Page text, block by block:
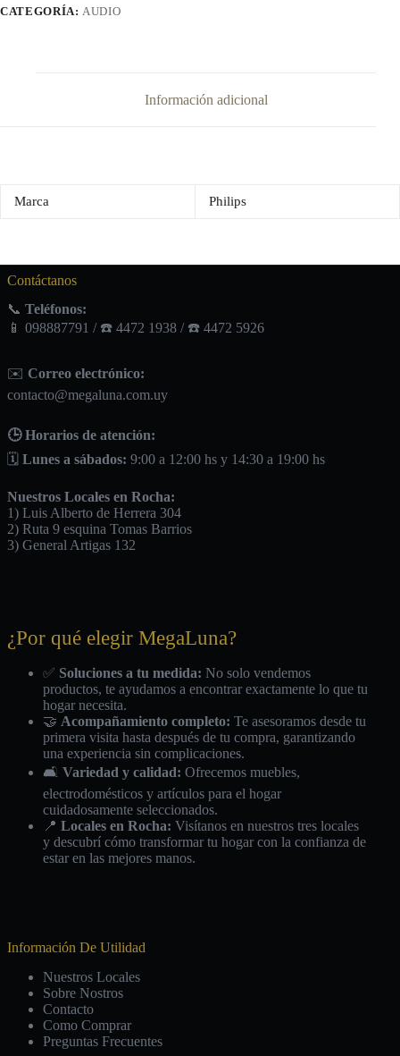
CATEGORÍA: AUDIO
Información adicional
Marca Philips
Contáctanos
📞 Teléfonos:
📱 098887791 / ☎️ 4472 1938 / ☎️ 4472 5926
✉️ Correo electrónico:
contacto@megaluna.com.uy
🕒 Horarios de atención:
🗓️ Lunes a sábados: 9:00 a 12:00 hs y 14:30 a 19:00 hs
Nuestros Locales en Rocha:
1) Luis Alberto de Herrera 304
2) Ruta 9 esquina Tomas Barrios
3) General Artigas 132
¿Por qué elegir MegaLuna?
✅ Soluciones a tu medida: No solo vendemos
productos, te ayudamos a encontrar exactamente lo que tu
hogar necesita.
🤝 Acompañamiento completo: Te asesoramos desde tu
primera visita hasta después de tu compra, garantizando
una experiencia sin complicaciones.
🛋️ Variedad y calidad: Ofrecemos muebles,
electrodomésticos y artículos para el hogar
cuidadosamente seleccionados.
📍 Locales en Rocha: Visítanos en nuestros tres locales
y descubrí cómo transformar tu hogar con la confianza de
estar en las mejores manos.
Información De Utilidad
Nuestros Locales
Sobre Nostros
Contacto
Como Comprar
Preguntas Frecuentes